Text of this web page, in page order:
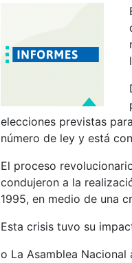
elecciones previstas
número de ley y está
El proceso
condujeron a la
1995, en medio de una
Esta crisis tuvo su
o La Asamblea